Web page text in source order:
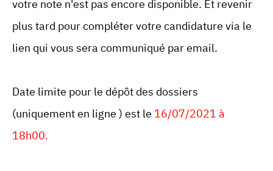
votre note n'est pas encore disponible. Et revenir
plus tard pour compléter votre candidature via le
lien qui vous sera communiqué par email.
Date limite pour le dépôt des dossiers
(uniquement en ligne ) est le 16/07/2021 à
18h00.